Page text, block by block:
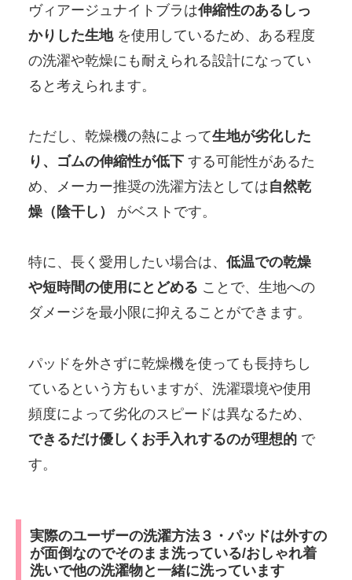
ヴィアージュナイトブラは伸縮性のあるしっ
かりした生地を使用しているため、ある程度
の洗濯や乾燥にも耐えられる設計になってい
ると考えられます。
ただし、乾燥機の熱によって生地が劣化した
り、ゴムの伸縮性が低下 する可能性があるた
め、メーカー推奨の洗濯方法としては自然乾
燥（陰干し）
がベストです。
特に、長く愛用したい場合は、 低温での乾燥
や短時間の使用にとどめる ことで、生地への
ダメージを最小限に抑えることができます。
パッドを外さずに乾燥機を使っても長持ちし
ているという方もいますが、洗濯環境や使用
頻度によって劣化のスピードは異なるため、
できるだけ優しくお手入れするのが理想的 で
す。
実際のユーザーの洗濯方法３・パッドは外すの
が面倒なのでそのまま洗っている/おしゃれ着
洗いで他の洗濯物と一緒に洗っています